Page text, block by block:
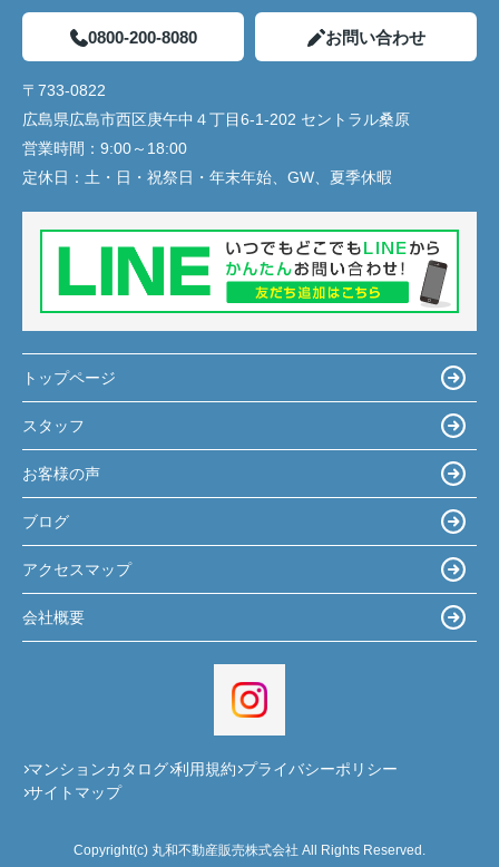
0800-200-8080 お問い合わせ
〒733-0822
広島県広島市西区庚午中４丁目6-1-202 セントラル桑原
営業時間： 9:00～18:00
定休日： 土・日・祝祭日・年末年始、GW、夏季休暇
トップページ
スタッフ
お客様の声
ブログ
アクセスマップ
会社概要
マンションカタログ 利用規約 プライバシーポリシー
サイトマップ
Copyright(c) 丸和不動産販売株式会社 All Rights Reserved.